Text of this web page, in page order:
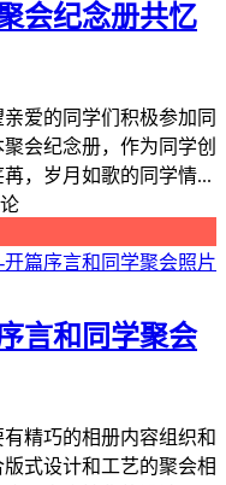
会纪念册共忆
爱的同学们积极参加同
会纪念册，作为同学创
，岁月如歌的同学情...
言和同学聚会
精巧的相册内容组织和
式设计和工艺的聚会相